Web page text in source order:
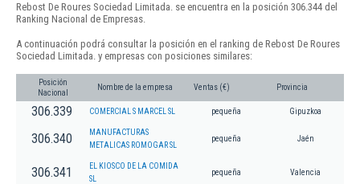
Rebost De Roures Sociedad Limitada. se encuentra en la posición 306.344 del
Ranking Nacional de Empresas.
A continuación podrá consultar la posición en el ranking de Rebost De Roures
Sociedad Limitada. y empresas con posiciones similares:
Posición
Nacional
Nombre de la empresa Ventas (€) Provincia
306.339 COMERCIAL S MARCEL SL pequeña Gipuzkoa
306.340
MANUFACTURAS
METALICAS ROMOGAR SL
pequeña Jaén
306.341
EL KIOSCO DE LA COMIDA
SL
pequeña Valencia